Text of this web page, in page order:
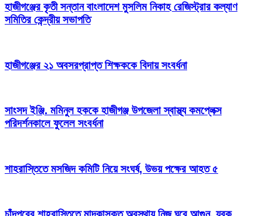
হাজীগঞ্জের কৃতী সন্তান বাংলাদেশ মুসলিম নিকাহ রেজিস্ট্রার কল্যাণ
সমিতির কেন্দ্রীয় সভাপতি
হাজীগঞ্জের ২১ অবসরপ্রাপ্ত শিক্ষককে বিদায় সংবর্ধনা
সাংসদ ইঞ্জি. মমিনুল হককে হাজীগঞ্জ উপজেলা স্বাস্থ্য কমপ্লেক্স
পরিদর্শনকালে ফুলেল সংবর্ধনা
শাহরাস্তিতে মসজিদ কমিটি নিয়ে সংঘর্ষ, উভয় পক্ষের আহত ৫